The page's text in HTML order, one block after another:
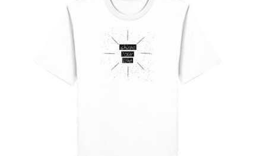
Die
können
auf
der
Produktseite
gewählt
werden